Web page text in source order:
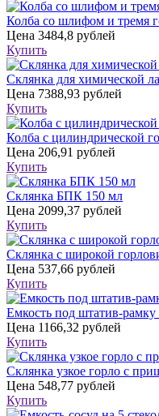
Колба со шлифом и тремя
Цена 3484,8 рублей
Купить
Склянка для химической
Цена 7388,93 рублей
Купить
Колба с цилиндрической
Цена 206,91 рублей
Купить
Склянка БПК 150 мл
Цена 2099,37 рублей
Купить
Склянка с широкой
Цена 537,66 рублей
Купить
Емкость под штатив-рамку
Цена 1166,32 рублей
Купить
Склянка узкое горло с
Цена 548,77 рублей
Купить